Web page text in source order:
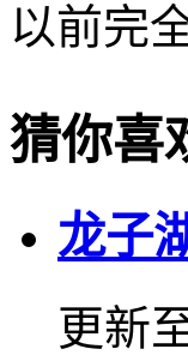
以前完
猜你喜
龙子
更新